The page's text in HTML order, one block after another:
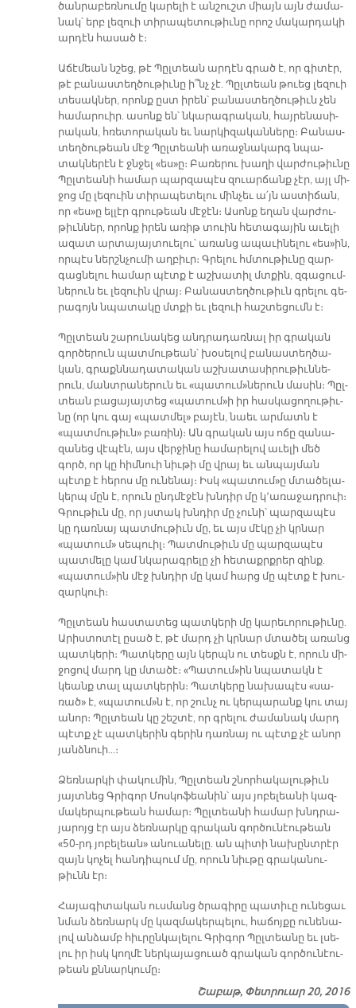
ծան­րա­բեռ­նու­մը կա­րե­լի է ան­շուշտ միայն այն ժա­մա­
նակ՝ երբ լե­զուի տի­րա­պե­տու­թիւ­նը ո­րոշ մա­կար­դա­կի
ար­դէն հա­սած է։
Ա­ճէ­մեան նշեց, թէ Պըլ­տեան ար­դէն գրած է, որ գի­տէր,
թէ բա­նաս­տեղ­ծու­թիւ­նը ի՞նչ չէ. Պըլ­տեան թուեց լե­զուի
տե­սակ­ներ, ո­րոնք ըստ ի­րեն՝ բա­նաս­տեղ­ծու­թիւն չեն
հա­մա­րուիր. ա­սոնք են՝ նկա­րագ­րա­կան, հայ­րե­նա­սի­
րա­կան, հռե­տո­րա­կան եւ նար­կի­զա­կան­նե­րը։ Բա­նաս­
տեղ­ծու­թեան մէջ Պըլ­տեա­նի ա­ռաջ­նա­կարգ նպա­
տակ­նե­րէն է ջնջել «ե­ս­»ը։ Բա­ռե­րու խա­ղի վար­ժու­թիւ­նը
Պըլ­տեա­նի հա­մար պար­զա­պէս զուար­ճանք չէր, այլ մի­
ջոց մը լե­զուին տի­րա­պե­տե­լու մին­չեւ ա՛յն աս­տի­ճան,
որ «ե­ս­»ը ել­լէր գրու­թեան մէ­ջէն։ Ա­սոնք ե­ղան վար­ժու­
թիւն­ներ, ո­րոնք ի­րեն ա­ռիթ տուին հե­տա­գա­յին ա­ւե­լի
ա­զատ ար­տա­յայ­տուե­լու՝ ա­ռանց ա­պա­ւի­նե­լու «ե­ս­»ին,
որ­պէս ներշն­չու­մի աղ­բիւր։ Գրե­լու հմտու­թիւ­նը զար­
գաց­նե­լու հա­մար պէտք է աշ­խա­տիլ մտքին, զգա­ցում­
նե­րուն եւ լե­զուին վրայ։ Բա­նաս­տեղ­ծու­թիւն գրե­լու գե­
րա­գոյն նպա­տա­կը մտքի եւ լե­զուի հաշ­տե­ցումն է։
Պըլ­տեան շա­րու­նա­կեց անդ­րա­դառ­նալ իր գրա­կան
գոր­ծե­րուն պատ­մու­թեան՝ խօ­սե­լով բա­նաս­տեղ­ծա­
կան, գրաքն­նա­դա­տա­կան աշ­խա­տա­սի­րու­թիւն­նե­
րուն, մանտ­րա­նե­րուն եւ «պա­տու­մ»­նե­րուն մա­սին։ Պըլ­
տեան բա­ցա­յայ­տեց «պա­տու­մ­»ի իր հաս­կա­ցո­ղու­թիւ­
նը (որ կու գայ «պատ­մե­լ» բա­յէն, նաեւ ար­մատն է
«պատ­մու­թիւ­ն» բա­ռին)։ Ան գրա­կան այս ո­ճը զա­նա­
զա­նեց վէ­պէն, այս վեր­ջի­նը հա­մա­րե­լով ա­ւե­լի մեծ
գործ, որ կը հիմ­նուի նիւ­թի մը վրայ եւ ան­պայ­ման
պէտք է հե­րոս մը ու­նե­նայ։ Իսկ «պա­տու­մ­»ը մտա­ծե­լա­
կերպ մըն է, ո­րուն ընդ­մէ­ջէն խնդիր մը կ՚ա­ռա­ջադ­րուի։
Գրու­թիւն մը, որ յստակ խնդիր մը չու­նի՝ պար­զա­պէս
կը դառ­նայ պատ­մու­թիւն մը, եւ այս մէ­կը չի կրնար
«պա­տու­մ» սե­պուիլ։ Պատ­մու­թիւն մը պար­զա­պէս
պատ­մե­լը կամ նկա­րագ­րե­լը չի հե­տաքրք­րեր զինք.
«պա­տու­մ­»ին մէջ խնդիր մը կամ հարց մը պէտք է խու­
զար­կուի։
Պըլ­տեան հաս­տա­տեց պատ­կե­րի մը կա­րե­ւո­րու­թիւ­նը.
Ա­րիս­տո­տէլ ը­սած է, թէ մարդ չի կրնար մտա­ծել ա­ռանց
պատ­կե­րի։ Պատ­կե­րը այն կերպն ու տեսքն է, ո­րուն մի­
ջո­ցով մարդ կը մտա­ծէ։ «Պա­տու­մ­»ին նպա­տակն է
կեանք տալ պատ­կե­րին։ Պատ­կե­րը նա­խա­պէս «սա­
ռա­ծ» է, «պա­տու­մ»ն է, որ շունչ ու կեր­պա­րանք կու տայ
ա­նոր։ Պըլ­տեան կը շեշ­տէ, որ գրե­լու ժա­մա­նակ մարդ
պէտք չէ պատ­կե­րին գե­րին դառ­նայ ու պէտք չէ ա­նոր
յանձ­նուի...։
Ձեռ­նար­կի փա­կու­մին, Պըլ­տեան շնոր­հա­կա­լու­թիւն
յայտ­նեց Գրի­գոր Մոս­կո­ֆեա­նին՝ այս յո­բե­լեա­նի կազ­
մա­կեր­պու­թեան հա­մար։ Պըլ­տեա­նի հա­մար խնդրա­
յա­րոյց էր այս ձեռ­նար­կը գրա­կան գոր­ծու­նէու­թեան
«50-րդ յո­բե­լեա­ն» ա­նուա­նե­լը. ան պի­տի նա­խընտ­րէր
զայն կո­չել հան­դի­պում մը, ո­րուն նիւ­թը գրա­կա­նու­
թիւնն էր։
Հա­յա­գի­տա­կան ուս­մանց ծրա­գի­րը պա­տի­ւը ու­նե­ցաւ
նման ձեռ­նարկ մը կազ­մա­կեր­պե­լու, հա­ճոյ­քը ու­նե­նա­
լով ան­ձամբ հիւ­րըն­կա­լե­լու Գրի­գոր Պըլ­տեա­նը եւ լսե­
լու իր իսկ կող­մէ ներ­կա­յա­ցուած գրա­կան գոր­ծու­նէու­
թեան քննար­կու­մը։
Շաբաթ, Փետրուար 20, 2016